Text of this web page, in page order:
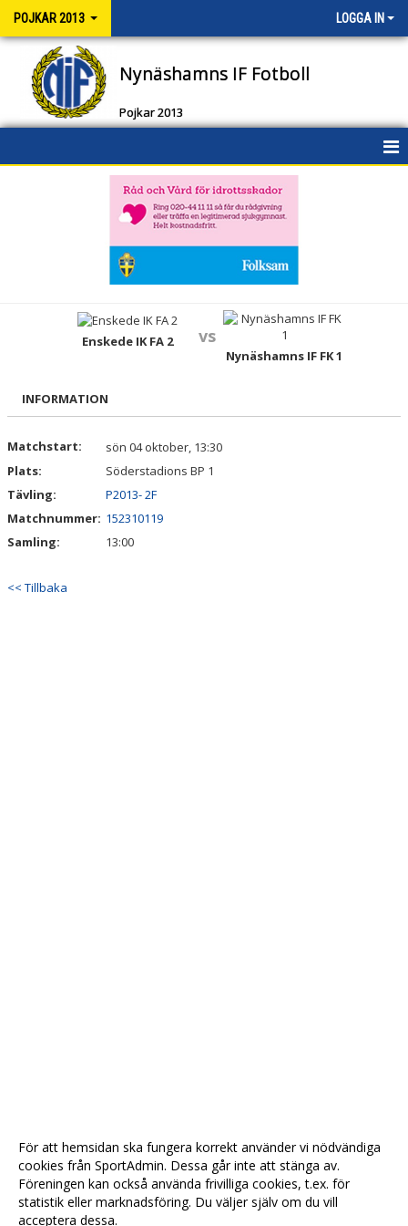
POJKAR 2013 LOGGA IN
Nynäshamns IF Fotboll
Pojkar 2013
DOKUMENT
Enskede IK FA 2 vs
Nynäshamns IF FK 1
INFORMATION
Matchstart:
sön 04 oktober, 13:30
Plats:
Söderstadions BP 1
Tävling:
P2013- 2F
Matchnummer: 152310119
Samling:
13:00
<< Tillbaka
För att hemsidan ska fungera korrekt använder vi nödvändiga
cookies från SportAdmin. Dessa går inte att stänga av.
Föreningen kan också använda frivilliga cookies, t.ex. för
statistik eller marknadsföring. Du väljer själv om du vill
acceptera dessa.